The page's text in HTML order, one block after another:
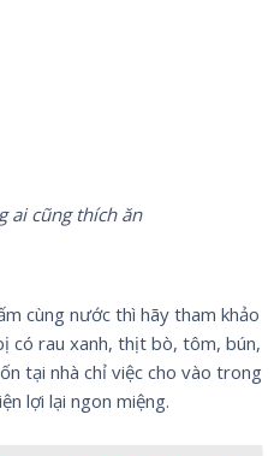
ai cũng thích ăn
cùng nước thì hãy tham khảo
có rau xanh, thịt bò, tôm, bún,
tại nhà chỉ việc cho vào trong
lợi lại ngon miệng.